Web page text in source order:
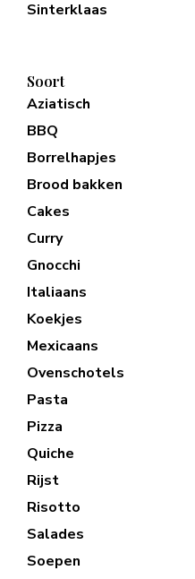
Sinterklaas
Soort
Aziatisch
BBQ
Borrelhapjes
Brood bakken
Cakes
Curry
Gnocchi
Italiaans
Koekjes
Mexicaans
Ovenschotels
Pasta
Pizza
Quiche
Rijst
Risotto
Salades
Soepen